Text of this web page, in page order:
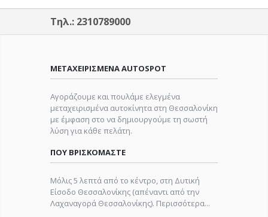
Τηλ.: 2310789000
ΜΕΤΑΧΕΙΡΙΣΜΕΝΑ AUTOSPOT
Αγοράζουμε και πουλάμε ελεγμένα
μεταχειρισμένα αυτοκίνητα στη Θεσσαλονίκη
με έμφαση στο να δημιουργούμε τη σωστή
λύση για κάθε πελάτη.
ΠΟΥ ΒΡΙΣΚΟΜΑΣΤΕ
Μόλις 5 λεπτά από το κέντρο, στη Δυτική
Είσοδο Θεσσαλονίκης (απέναντι από την
Λαχαναγορά Θεσσαλονίκης). Περισσότερα...